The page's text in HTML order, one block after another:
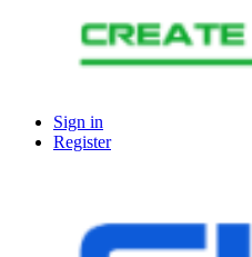
Sign in
Register